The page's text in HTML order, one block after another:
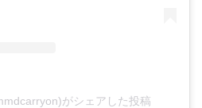
がシェアした投稿